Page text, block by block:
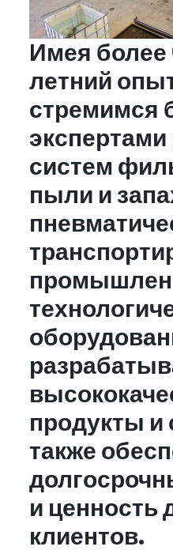
для
фильтрации
пыли
Решения
фильтрации
запахов
системы
транспортировки
порошков
Решения
центральной
вакуумной
очистки
Решения
для
выгрузки
дозирования
биг-
бэгов
Оборудование
Имея
летний
стремимся
систем
пыли и
продукты
также
и ценность
клиентов.